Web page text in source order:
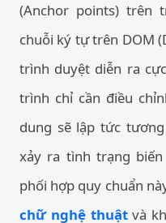
(Anchor points) trên
chuỗi ký tự trên DOM
trình duyệt diễn ra
trình chỉ cần điều
dung sẽ lập tức
xảy ra tình trạng
phối hợp quy chuẩn
chữ nghệ thuậtvà